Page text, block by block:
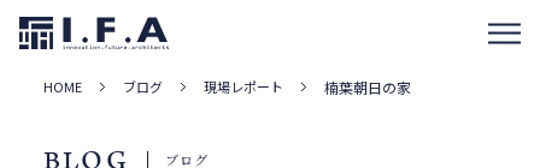
HOME ブログ 現場レポート 楠葉朝日の家
ブログ